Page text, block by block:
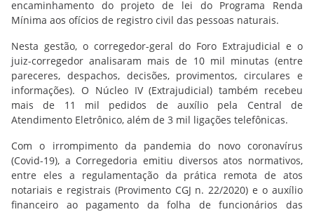
encaminhamento do projeto de lei do Programa Renda
Mínima aos ofícios de registro civil das pessoas naturais.
Nesta gestão, o corregedor-geral do Foro Extrajudicial e o
juiz-corregedor analisaram mais de 10 mil minutas (entre
pareceres, despachos, decisões, provimentos, circulares e
informações). O Núcleo IV (Extrajudicial) também recebeu
mais de 11 mil pedidos de auxílio pela Central de
Atendimento Eletrônico, além de 3 mil ligações telefônicas.
Com o irrompimento da pandemia do novo coronavírus
(Covid-19), a Corregedoria emitiu diversos atos normativos,
entre eles a regulamentação da prática remota de atos
notariais e registrais (Provimento CGJ n. 22/2020) e o auxílio
financeiro ao pagamento da folha de funcionários das